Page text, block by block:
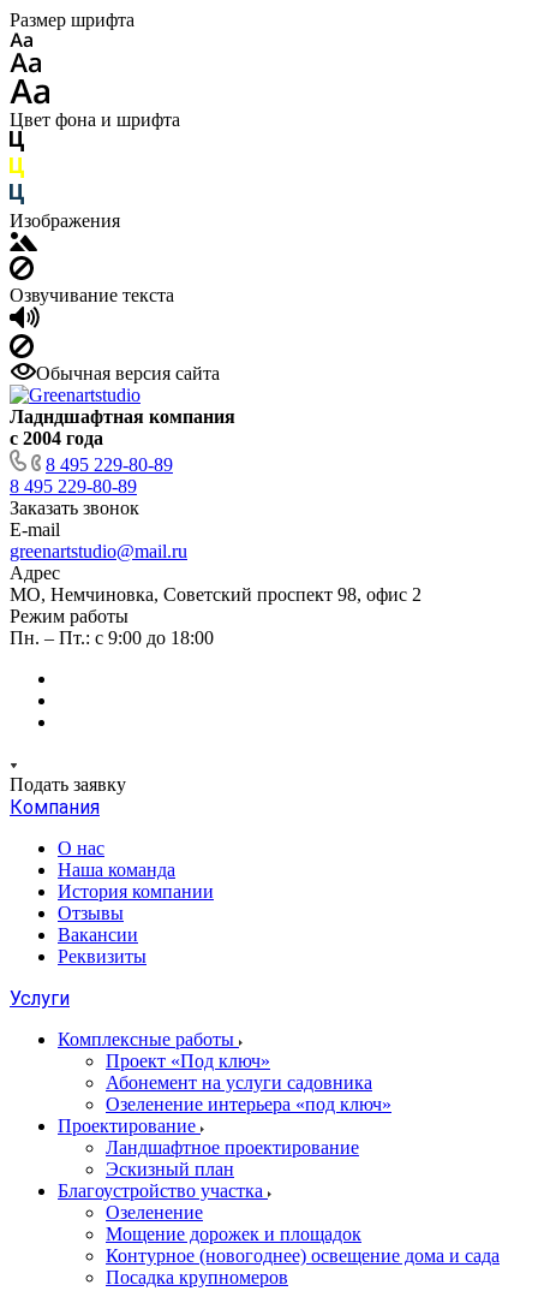
Размер шрифта
Цвет фона и шрифта
Изображения
Озвучивание текста
Обычная версия сайта
Ладндшафтная компания
с 2004 года
8 495 229-80-89
8 495 229-80-89
Заказать звонок
E-mail
greenartstudio@mail.ru
Адрес
МО, Немчиновка, Советский проспект 98, офис 2
Режим работы
Пн. – Пт.: с 9:00 до 18:00
Подать заявку
Компания
О нас
Наша команда
История компании
Отзывы
Вакансии
Реквизиты
Услуги
Комплексные работы
Проект «Под ключ»
Абонемент на услуги садовника
Озеленение интерьера «под ключ»
Проектирование
Ландшафтное проектирование
Эскизный план
Благоустройство участка
Озеленение
Мощение дорожек и площадок
Контурное (новогоднее) освещение дома и сада
Посадка крупномеров